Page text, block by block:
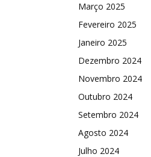
Março 2025
Fevereiro 2025
Janeiro 2025
Dezembro 2024
Novembro 2024
Outubro 2024
Setembro 2024
Agosto 2024
Julho 2024